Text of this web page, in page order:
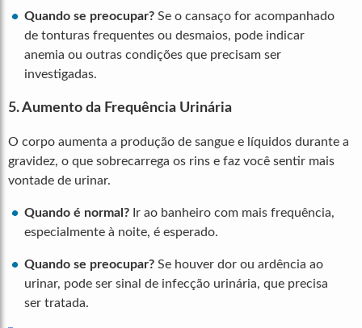
Quando se preocupar? Se o cansaço for acompanhado
de tonturas frequentes ou desmaios, pode indicar
anemia ou outras condições que precisam ser
investigadas.
5. Aumento da Frequência Urinária
O corpo aumenta a produção de sangue e líquidos durante a
gravidez, o que sobrecarrega os rins e faz você sentir mais
vontade de urinar.
Quando é normal? Ir ao banheiro com mais frequência,
especialmente à noite, é esperado.
Quando se preocupar? Se houver dor ou ardência ao
urinar, pode ser sinal de infecção urinária, que precisa
ser tratada.